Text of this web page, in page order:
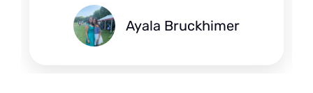
Ayala Bruckhimer